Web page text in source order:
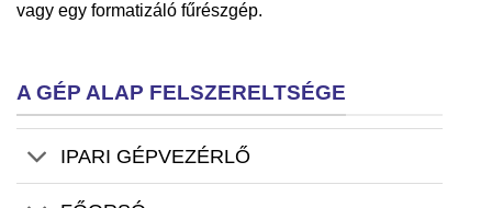
vagy egy formatizáló fűrészgép.
A GÉP ALAP FELSZERELTSÉGE
IPARI GÉPVEZÉRLŐ